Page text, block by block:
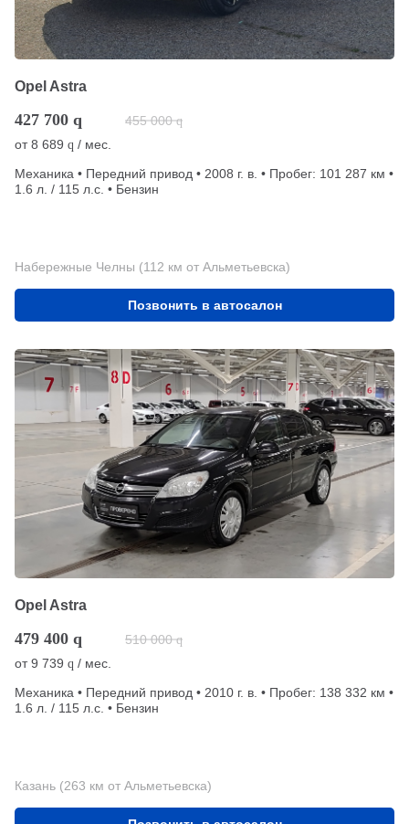
Opel Astra
427 700 q 455 000 q
от8 689 q / мес.
Механика • Передний привод • 2008 г. в. • Пробег: 101 287 км •
1.6 л. / 115 л.с. • Бензин
Набережные Челны (112 км от Альметьевска)
Позвонить в автосалон
Opel Astra
479 400 q 510 000 q
от9 739 q / мес.
Механика • Передний привод • 2010 г. в. • Пробег: 138 332 км •
1.6 л. / 115 л.с. • Бензин
Казань (263 км от Альметьевска)